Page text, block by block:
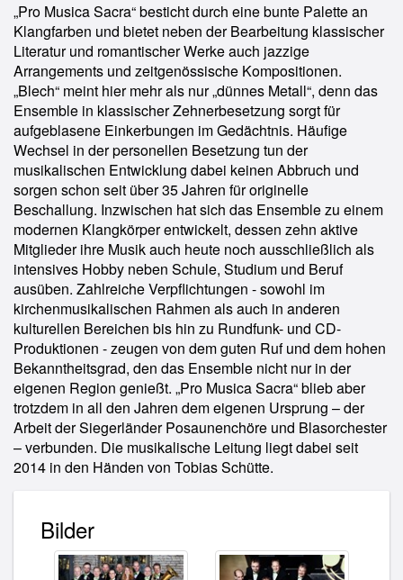
„Pro Musica Sacra“ besticht durch eine bunte Palette an
Klangfarben und bietet neben der Bearbeitung klassischer
Literatur und romantischer Werke auch jazzige
Arrangements und zeitgenössische Kompositionen.
„Blech“ meint hier mehr als nur „dünnes Metall“, denn das
Ensemble in klassischer Zehnerbesetzung sorgt für
aufgeblasene Einkerbungen im Gedächtnis. Häufige
Wechsel in der personellen Besetzung tun der
musikalischen Entwicklung dabei keinen Abbruch und
sorgen schon seit über 35 Jahren für originelle
Beschallung. Inzwischen hat sich das Ensemble zu einem
modernen Klangkörper entwickelt, dessen zehn aktive
Mitglieder ihre Musik auch heute noch ausschließlich als
intensives Hobby neben Schule, Studium und Beruf
ausüben. Zahlreiche Verpflichtungen - sowohl im
kirchenmusikalischen Rahmen als auch in anderen
kulturellen Bereichen bis hin zu Rundfunk- und CD-
Produktionen - zeugen von dem guten Ruf und dem hohen
Bekanntheitsgrad, den das Ensemble nicht nur in der
eigenen Region genießt. „Pro Musica Sacra“ blieb aber
trotzdem in all den Jahren dem eigenen Ursprung – der
Arbeit der Siegerländer Posaunenchöre und Blasorchester
– verbunden. Die musikalische Leitung liegt dabei seit
2014 in den Händen von Tobias Schütte.
Bilder